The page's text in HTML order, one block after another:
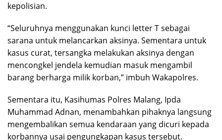
kepolisian.
“Seluruhnya menggunakan kunci letter T sebagai
sarana untuk melancarkan aksinya. Sementara untuk
kasus curat, tersangka melakukan aksinya dengan
mencongkel jendela kemudian masuk mengambil
barang berharga milik korban,” imbuh Wakapolres.
Sementara itu, Kasihumas Polres Malang, Ipda
Muhammad Adnan, menambahkan pihaknya langsung
mengembalikan semua kendaraan yang dicuri kepada
korbannya usai pengungkapan kasus tersebut.